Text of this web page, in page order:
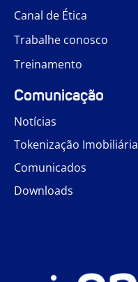
Canal de Ética
Trabalhe conosco
Treinamento
Comunicação
Notícias
Tokenização Imobiliária
Comunicados
Downloads